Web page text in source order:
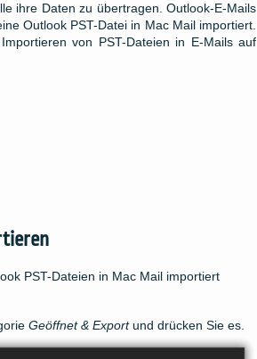
ihre Daten zu übertragen. Outlook-E-Mails
Outlook PST-Datei in Mac Mail importiert.
von PST-Dateien in E-Mails auf
PST-Dateien in Mac Mail importiert
Geöffnet & Exportund drücken Sie es.